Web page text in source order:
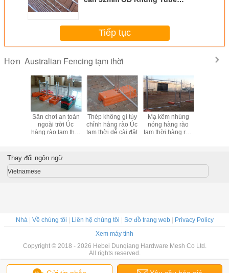
Tiếp tục
Hơn Australian Fencing tạm thời
Sân chơi an toàn
ngoài trời Úc
hàng rào tạm thời
Thép không gỉ tùy
chỉnh hàng rào Úc
tạm thời dễ cài đặt
Mạ kẽm nhúng
nóng hàng rào
tạm thời hàng rào
Thay đổi ngôn ngữ
Vietnamese
Nhà| Về chúng tôi | Liên hệ chúng tôi | Sơ đồ trang web| Privacy Policy
Xem máy tính
Copyright © 2018 - 2026 Hebei Dunqiang Hardware Mesh Co Ltd.
All rights reserved.